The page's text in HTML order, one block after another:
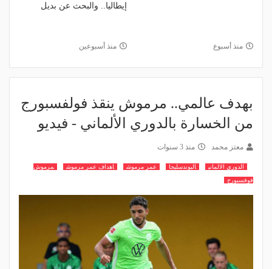
منذ أسبوع
إيطاليا.. والبحث عن بديل
منذ أسبوعين
بهدف عالمي.. مرموش ينقذ فولفسبورج
من الخسارة بالدوري الألماني - فيديو
معتز محمد منذ 3 سنوات
الدوري الالماني البوندسليجا عمر مرموش اهداف عمر مرموش
مرموش
فوفسبورج